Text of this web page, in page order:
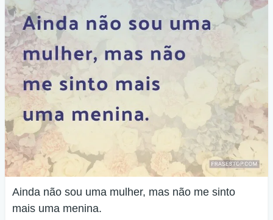
Ainda não sou uma mulher, mas não me sinto
mais uma menina.